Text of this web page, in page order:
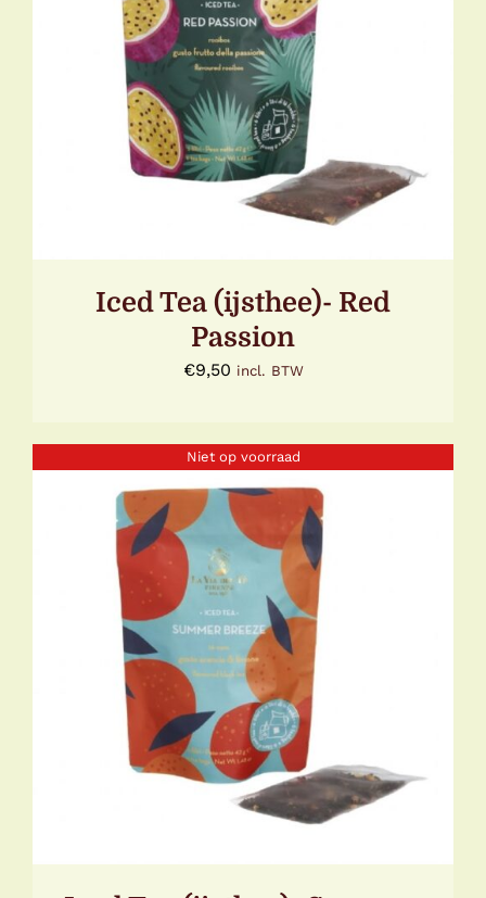
TOEVOEGEN AAN WINKELWAGEN
DETAILS
Iced Tea (ijsthee)- Red
Passion
€9,50 incl. BTW
Niet op voorraad
DETAILS